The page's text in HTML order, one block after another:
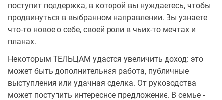
поступит поддержка, в которой вы нуждаетесь, чтобы
продвинуться в выбранном направлении. Вы узнаете
что-то новое о себе, своей роли в чьих-то мечтах и
планах.
Некоторым ТЕЛЬЦАМ удастся увеличить доход: это
может быть дополнительная работа, публичные
выступления или удачная сделка. От руководства
может поступить интересное предложение. В семье -